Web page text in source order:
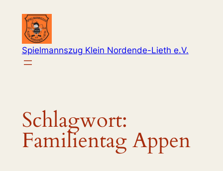
Inhalt
springen
Spielmannszug Klein Nordende-Lieth e.V.
Schlagwort:
Familientag Appen